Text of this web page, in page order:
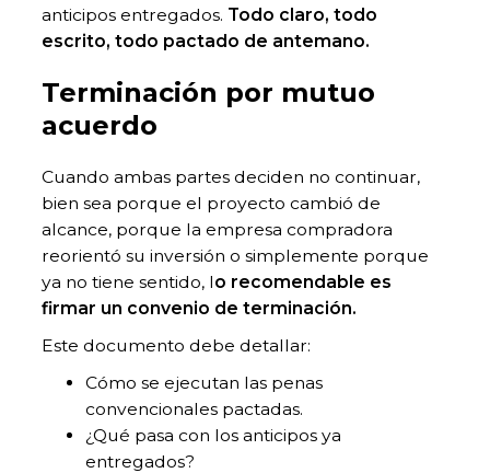
anticipos entregados. Todo claro, todo
escrito, todo pactado de antemano.
Terminación por mutuo
acuerdo
Cuando ambas partes deciden no continuar,
bien sea porque el proyecto cambió de
alcance, porque la empresa compradora
reorientó su inversión o simplemente porque
ya no tiene sentido, lo recomendable es
firmar un convenio de terminación.
Este documento debe detallar:
Cómo se ejecutan las penas
convencionales pactadas.
¿Qué pasa con los anticipos ya
entregados?